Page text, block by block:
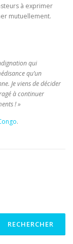
à exprimer
mutuellement.
qui
qu’un
Je viens de décider
à continuer
! »
.